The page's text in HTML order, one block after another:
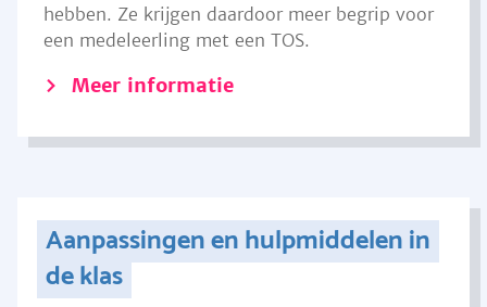
hebben. Ze krijgen daardoor meer begrip voor
een medeleerling met een TOS.
Meer informatie
Aanpassingen en hulpmiddelen in
de klas